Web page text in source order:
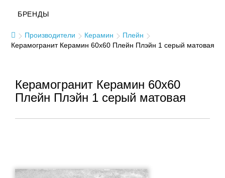
БРЕНДЫ
Производители Керамин
Плейн
Керамогранит Керамин 60x60 Плейн Плэйн 1 серый матовая
Керамогранит Керамин 60x60
Плейн Плэйн 1 серый матовая